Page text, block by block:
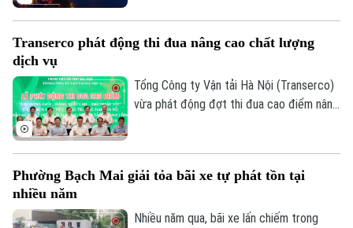
người dân và du khách.
Transerco phát động thi đua nâng cao chất lượng
dịch vụ
Tổng Công ty Vận tải Hà Nội (Transerco)
vừa phát động đợt thi đua cao điểm nâng
hết ngày 30-9 tới toàn thể cán bộ, công
phòng cơ quan Tổng công ty.
Phường Bạch Mai giải tỏa bãi xe tự phát tồn tại
nhiều năm
Nhiều năm qua, bãi xe lấn chiếm trong